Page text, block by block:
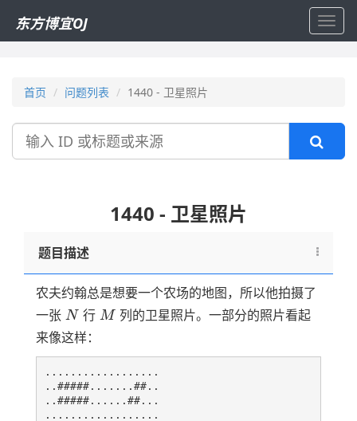
东方博宜OJ
首页 问题列表 1440 - 卫星照片
搜
1440 - 卫星照片
题目描述
农夫约翰总是想要一个农场的地图，所以他拍摄了
一张 N
N 行M
M 列的卫星照片。一部分的照片看起
来像这样：
..................
..#####.......##..
..#####......##...
..................